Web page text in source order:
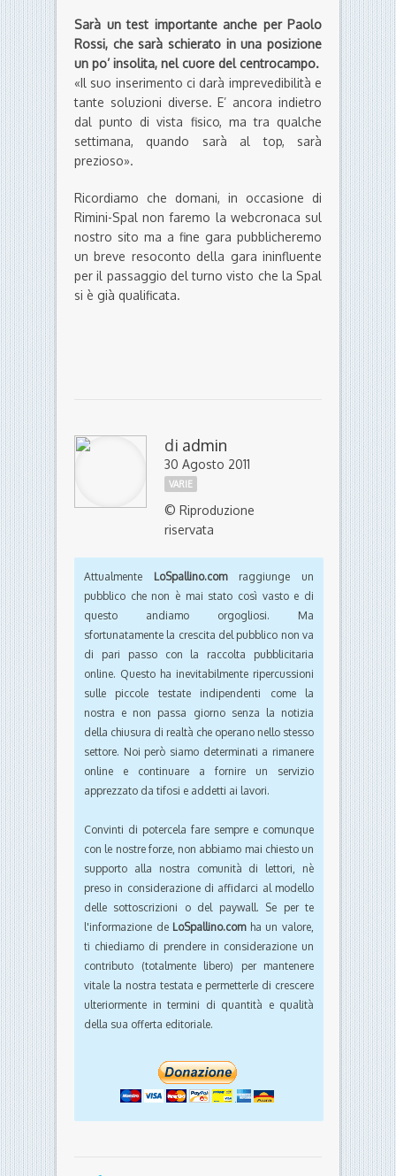
Sarà un test importante anche per Paolo
Rossi, che sarà schierato in una posizione
un po’ insolita, nel cuore del centrocampo.
«Il suo inserimento ci darà imprevedibilità e
tante soluzioni diverse. E’ ancora indietro
dal punto di vista fisico, ma tra qualche
settimana, quando sarà al top, sarà
prezioso».
Ricordiamo che domani, in occasione di
Rimini-Spal non faremo la webcronaca sul
nostro sito ma a fine gara pubblicheremo
un breve resoconto della gara ininfluente
per il passaggio del turno visto che la Spal
si è già qualificata.
di admin
30 Agosto 2011
VARIE
© Riproduzione
riservata
Attualmente LoSpallino.comraggiunge un
pubblico che non è mai stato così vasto e di
questo andiamo orgogliosi. Ma
sfortunatamente la crescita del pubblico non va
di pari passo con la raccolta pubblicitaria
online. Questo ha inevitabilmente ripercussioni
sulle piccole testate indipendenti come la
nostra e non passa giorno senza la notizia
della chiusura di realtà che operano nello stesso
settore. Noi però siamo determinati a rimanere
online e continuare a fornire un servizio
apprezzato da tifosi e addetti ai lavori.
Convinti di potercela fare sempre e comunque
con le nostre forze, non abbiamo mai chiesto un
supporto alla nostra comunità di lettori, nè
preso in considerazione di affidarci al modello
delle sottoscrizioni o del paywall. Se per te
l'informazione de LoSpallino.comha un valore,
ti chiediamo di prendere in considerazione un
contributo (totalmente libero) per mantenere
vitale la nostra testata e permetterle di crescere
ulteriormente in termini di quantità e qualità
della sua offerta editoriale.